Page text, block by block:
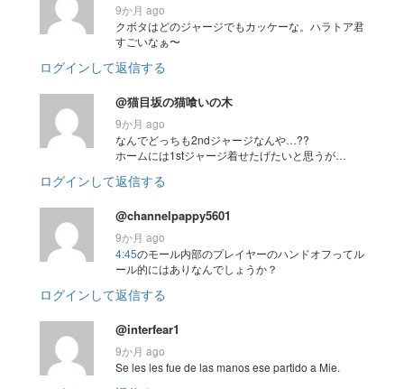
9か月 ago
クボタはどのジャージでもカッケーな。ハラトア君
すごいなぁ〜
ログインして返信する
@猫目坂の猫喰いの木
9か月 ago
なんでどっちも2ndジャージなんや…??
ホームには1stジャージ着せたげたいと思うが…
ログインして返信する
@channelpappy5601
9か月 ago
4:45のモール内部のプレイヤーのハンドオフってル
ール的にはありなんでしょうか？
ログインして返信する
@interfear1
9か月 ago
Se les les fue de las manos ese partido a Mie.